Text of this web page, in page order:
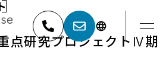
点研究プロジェクトⅣ期